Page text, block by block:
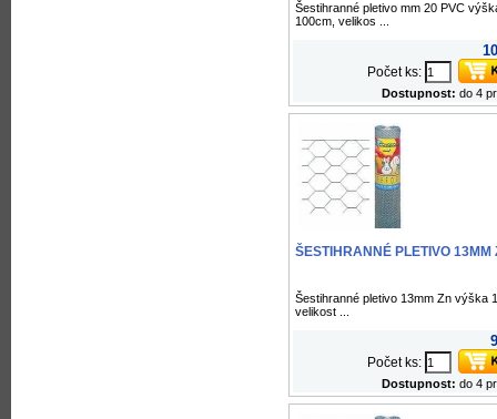
Šestihranné pletivo mm 20 PVC
100cm, velikos ...
Počet ks:
Dostupnost: do 4
ŠESTIHRANNÉ PLETIVO 13MM
Šestihranné pletivo 13mm Zn výška
velikost ...
Počet ks:
Dostupnost: do 4